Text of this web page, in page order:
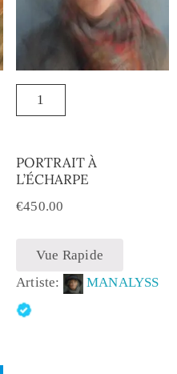
PORTRAIT À
L’ÉCHARPE
€450.00
Vue Rapide
Artiste:
MANALYSS